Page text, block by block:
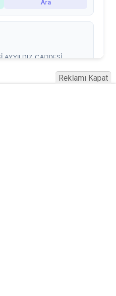
Reklamı Kapat